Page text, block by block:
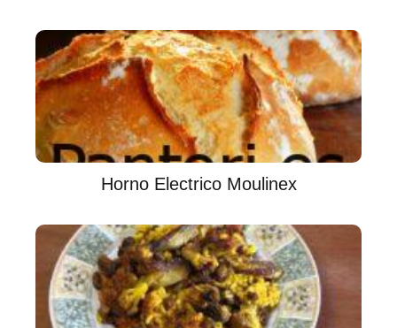
Horno Electrico Moulinex